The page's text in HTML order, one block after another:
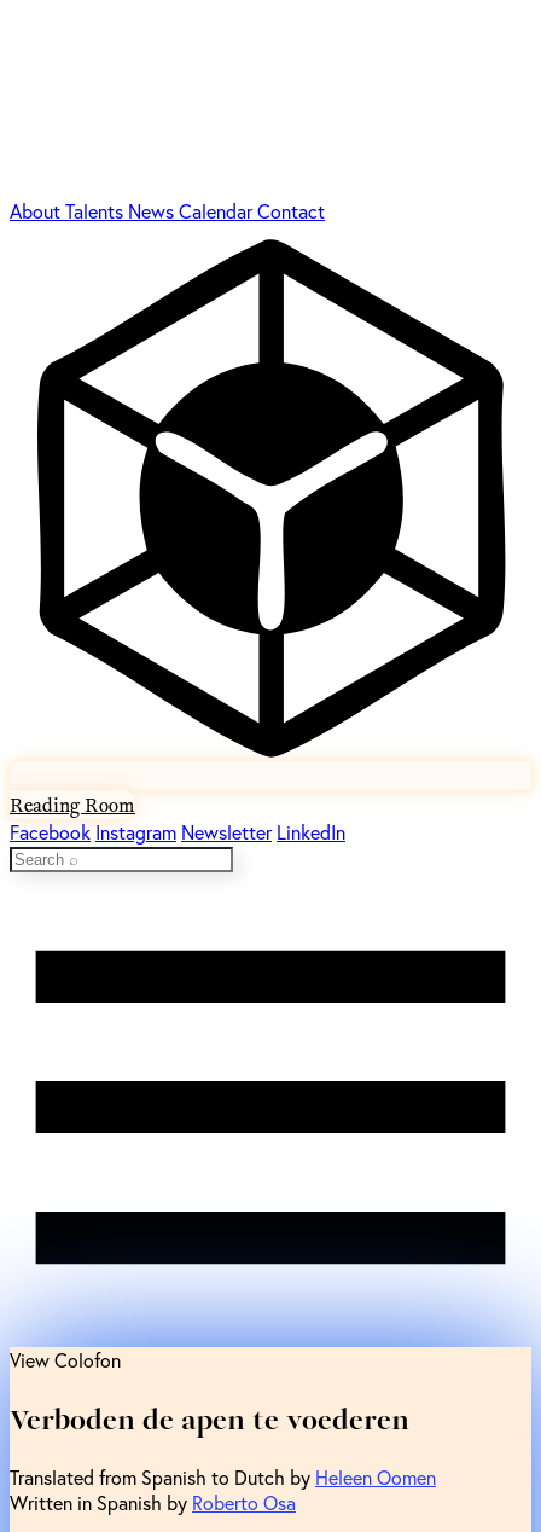
AboutTalents NewsCalendarContact
Reading Room
Facebook Instagram Newsletter LinkedIn
View Colofon
Verboden de apen te voederen
Translated from Spanish to Dutch by Heleen Oomen
Written in Spanish by Roberto Osa